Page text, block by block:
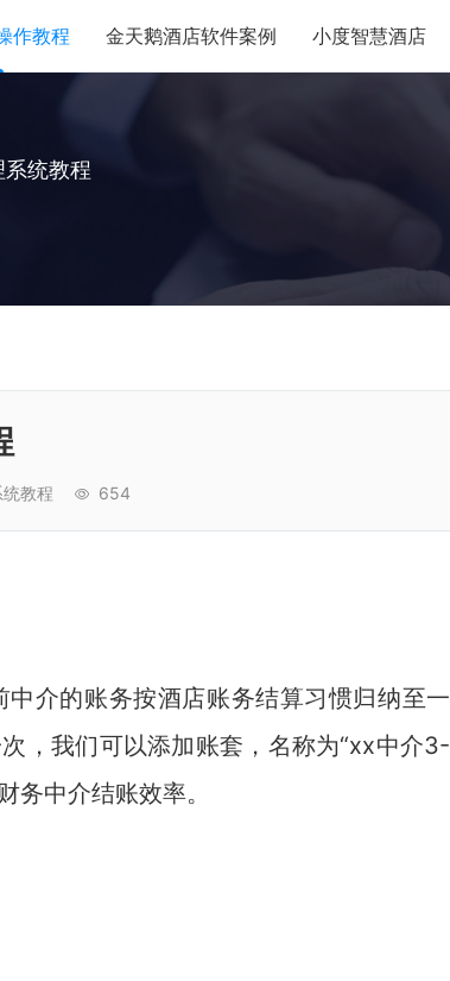
作教程 金天鹅酒店软件案例 小度智慧酒店
统教程
教程 654
介的账务按酒店账务结算习惯归纳至一
，我们可以添加账套，名称为“xx中介3-
务中介结账效率。